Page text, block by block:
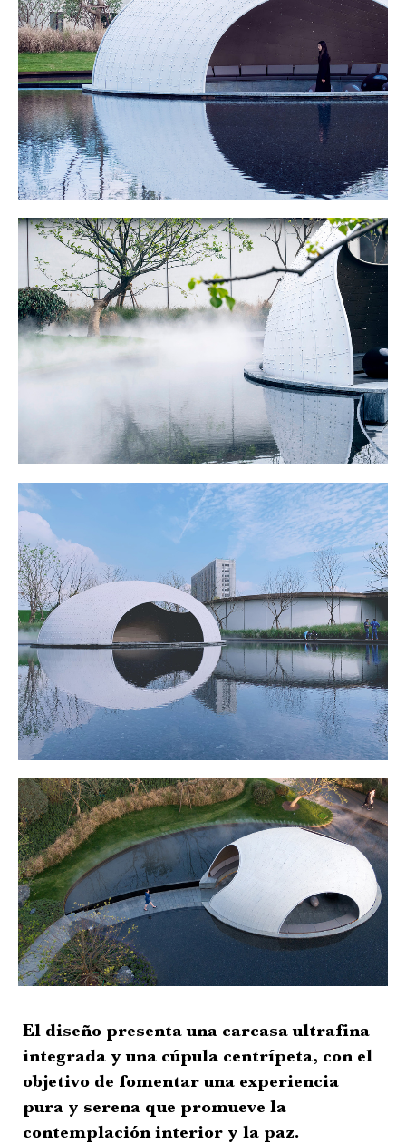
El diseño presenta una carcasa ultrafina
integrada y una cúpula centrípeta, con el
objetivo de fomentar una experiencia
pura y serena que promueve la
contemplación interior y la paz.